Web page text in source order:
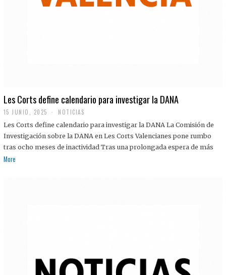
Les Corts define calendario para investigar la DANA
15 JUNIO, 2025 NOTICIAS
Les Corts define calendario para investigar la DANA La Comisión de
Investigación sobre la DANA en Les Corts Valencianes pone rumbo
tras ocho meses de inactividad Tras una prolongada espera de más
More